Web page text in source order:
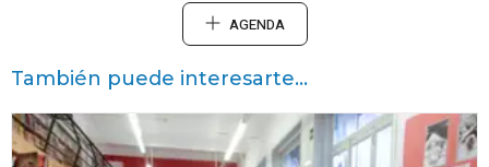
AGENDA
También puede interesarte...